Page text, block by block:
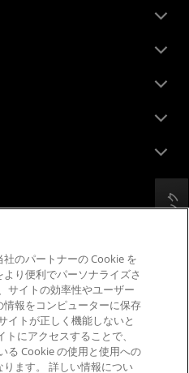
バシー
標
ーンの透明性
プンな競争
務戦略
ポリシー
の設定
フィードバック
のパートナーの Cookie を
り便利でパーソナライズさ
サイトの効率性やユーザー
報をコンピューターに保存
イトが正しく機能しないと
にアクセスすることで、
る Cookie の使用と使用への
ます。 詳しい情報につい